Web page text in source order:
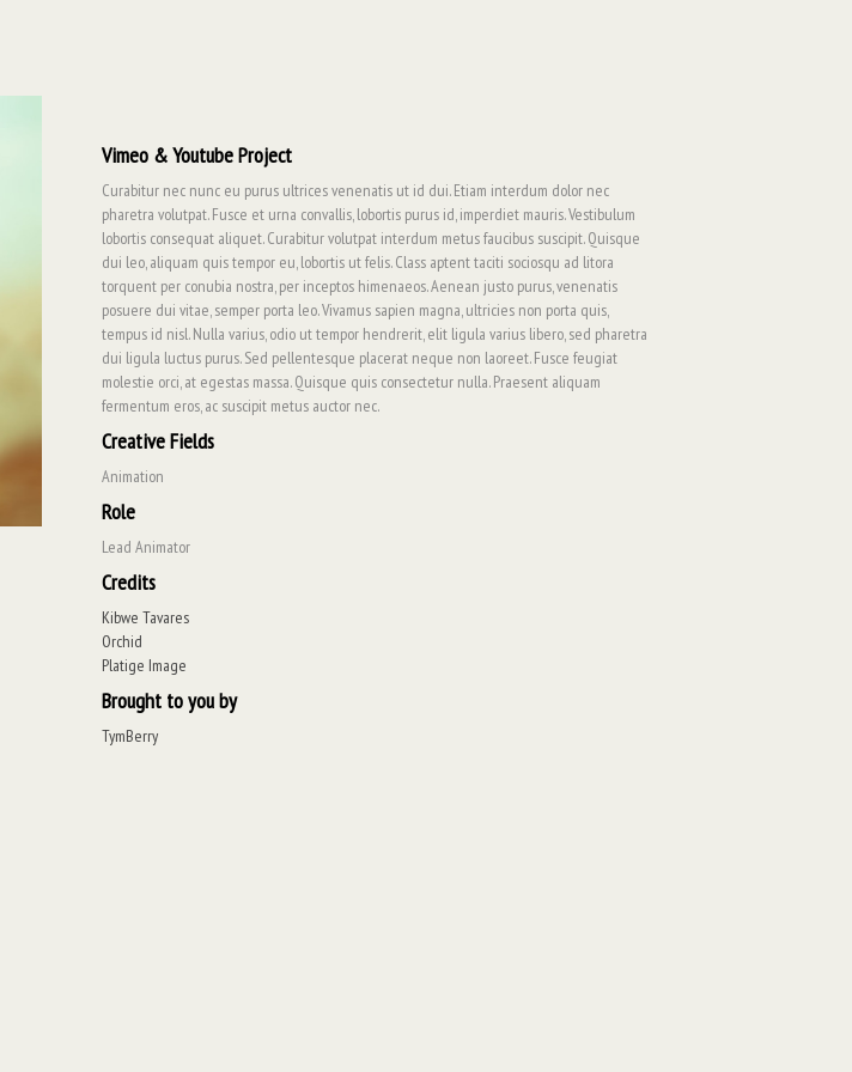
Vimeo & Youtube Project
Curabitur nec nunc eu purus ultrices venenatis ut id dui. Etiam interdum dolor nec
pharetra volutpat. Fusce et urna convallis, lobortis purus id, imperdiet mauris. Vestibulum
lobortis consequat aliquet. Curabitur volutpat interdum metus faucibus suscipit. Quisque
dui leo, aliquam quis tempor eu, lobortis ut felis. Class aptent taciti sociosqu ad litora
torquent per conubia nostra, per inceptos himenaeos. Aenean justo purus, venenatis
posuere dui vitae, semper porta leo. Vivamus sapien magna, ultricies non porta quis,
tempus id nisl. Nulla varius, odio ut tempor hendrerit, elit ligula varius libero, sed pharetra
dui ligula luctus purus. Sed pellentesque placerat neque non laoreet. Fusce feugiat
molestie orci, at egestas massa. Quisque quis consectetur nulla. Praesent aliquam
fermentum eros, ac suscipit metus auctor nec.
Creative Fields
Animation
Role
Lead Animator
Credits
Kibwe Tavares
Orchid
Platige Image
Brought to you by
TymBerry